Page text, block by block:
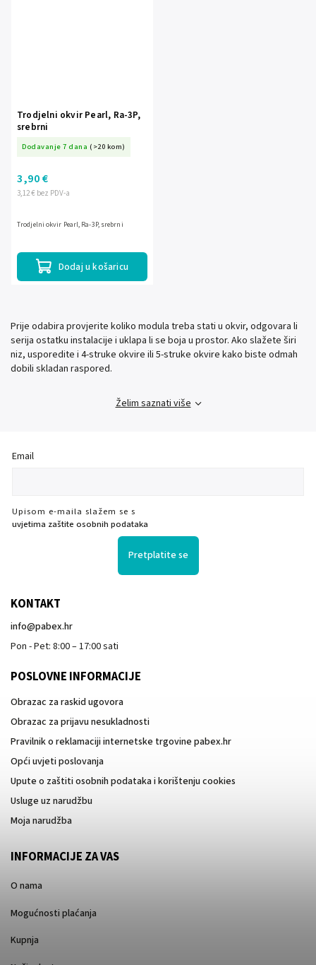
Trodjelni okvir Pearl, Ra-3P,
srebrni
Dodavanje 7 dana (>20 kom)
3,12 € bez PDV-a
3,90 €
Dodaj u košaricu
Trodjelni okvir Pearl, Ra-3P, srebrni
Prije odabira provjerite koliko modula treba stati u okvir, odgovara li
serija ostatku instalacije i uklapa li se boja u prostor. Ako slažete širi
niz, usporedite i 4-struke okvire ili 5-struke okvire kako biste odmah
dobili skladan raspored.
Želim saznati više
Email
Upisom e-maila slažem se s
uvjetima zaštite osobnih podataka
Pretplatite se
KONTAKT
info@pabex.hr
Pon - Pet: 8:00 – 17:00 sati
POSLOVNE INFORMACIJE
Obrazac za raskid ugovora
Obrazac za prijavu nesukladnosti
Pravilnik o reklamaciji internetske trgovine pabex.hr
Opći uvjeti poslovanja
Upute o zaštiti osobnih podataka i korištenju cookies
Usluge uz narudžbu
Moja narudžba
INFORMACIJE ZA VAS
O nama
Mogućnosti plaćanja
Kupnja